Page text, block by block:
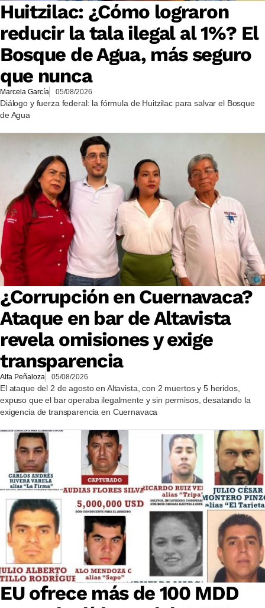
Huitzilac: ¿Cómo lograron
reducir la tala ilegal al 1%? El
Bosque de Agua, más seguro
que nunca
Marcela García 05/08/2026
Diálogo y fuerza federal: la fórmula de Huitzilac para salvar el Bosque
de Agua
¿Corrupción en Cuernavaca?
Ataque en bar de Altavista
revela omisiones y exige
transparencia
Alfa Peñaloza 05/08/2026
El ataque del 2 de agosto en Altavista, con 2 muertos y 5 heridos,
expuso que el bar operaba ilegalmente y sin permisos, desatando la
exigencia de transparencia en Cuernavaca
EU ofrece más de 100 MDD